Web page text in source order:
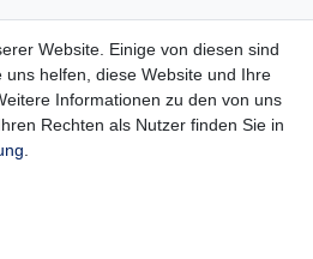
Website. Einige von diesen sind
helfen, diese Website und Ihre
Informationen zu den von uns
Rechten als Nutzer finden Sie in